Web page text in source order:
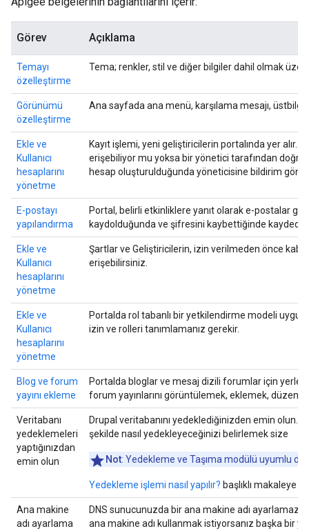
Görev Açıklama
Temayı
özelleştirme
Tema; renkler, stil ve diğer bilgiler dahil olmak
Görünümü
özelleştirme
Ana sayfada ana menü, karşılama mesajı, üstbilgi,
Ekle ve
Kullanıcı
hesaplarını
yönetme
Kayıt işlemi, yeni geliştiricilerin portalında yer alır.
erişebiliyor mu yoksa bir yönetici tarafından
hesap oluşturulduğunda yöneticisine bildirim
E-postayı
yapılandırma
Portal, belirli etkinliklere yanıt olarak e-postalar
kaydolduğunda ve şifresini kaybettiğinde
Ekle ve
Kullanıcı
hesaplarını
yönetme
Şartlar ve Geliştiricilerin, izin verilmeden önce
erişebilirsiniz.
Ekle ve
Kullanıcı
hesaplarını
yönetme
Portalda rol tabanlı bir yetkilendirme modeli
izin ve rolleri tanımlamanız gerekir.
Blog ve forum
yayını ekleme
Portalda bloglar ve mesaj dizili forumlar için
forum yayınlarını görüntülemek, eklemek,
Veritabanı
yedeklemeleri
yaptığınızdan
emin olun
Drupal veritabanını yedeklediğinizden emin olun.
şekilde nasıl yedekleyeceğinizi belirlemek size
Not: Yedekleme ve Taşıma modülü uyumlu
Yedekleme işlemi nasıl yapılır? başlıklı makaleye
Ana makine
adı ayarlama
DNS sunucunuzda bir ana makine adı
ana makine adı kullanmak istiyorsanız başka bir